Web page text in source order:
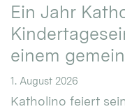
Ein Jahr
einem
1. August 2026
Katholino feiert